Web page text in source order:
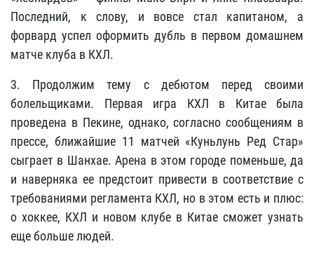
Последний, к слову, и вовсе стал капитаном, а
форвард успел оформить дубль в первом домашнем
матче клуба в КХЛ.
3. Продолжим тему с дебютом перед своими
болельщиками. Первая игра КХЛ в Китае была
проведена в Пекине, однако, согласно сообщениям в
прессе, ближайшие 11 матчей «Куньлунь Ред Стар»
сыграет в Шанхае. Арена в этом городе поменьше, да
и наверняка ее предстоит привести в соответствие с
требованиями регламента КХЛ, но в этом есть и плюс:
о хоккее, КХЛ и новом клубе в Китае сможет узнать
еще больше людей.